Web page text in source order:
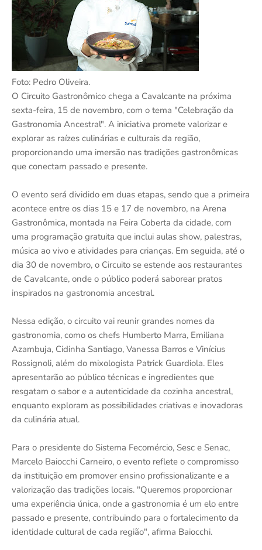
Foto: Pedro Oliveira.
O Circuito Gastronômico chega a Cavalcante na próxima
sexta-feira, 15 de novembro, com o tema "Celebração da
Gastronomia Ancestral". A iniciativa promete valorizar e
explorar as raízes culinárias e culturais da região,
proporcionando uma imersão nas tradições gastronômicas
que conectam passado e presente.
O evento será dividido em duas etapas, sendo que a primeira
acontece entre os dias 15 e 17 de novembro, na Arena
Gastronômica, montada na Feira Coberta da cidade, com
uma programação gratuita que inclui aulas show, palestras,
música ao vivo e atividades para crianças. Em seguida, até o
dia 30 de novembro, o Circuito se estende aos restaurantes
de Cavalcante, onde o público poderá saborear pratos
inspirados na gastronomia ancestral.
Nessa edição, o circuito vai reunir grandes nomes da
gastronomia, como os chefs Humberto Marra, Emiliana
Azambuja, Cidinha Santiago, Vanessa Barros e Vinícius
Rossignoli, além do mixologista Patrick Guardiola. Eles
apresentarão ao público técnicas e ingredientes que
resgatam o sabor e a autenticidade da cozinha ancestral,
enquanto exploram as possibilidades criativas e inovadoras
da culinária atual.
Para o presidente do Sistema Fecomércio, Sesc e Senac,
Marcelo Baiocchi Carneiro, o evento reflete o compromisso
da instituição em promover ensino profissionalizante e a
valorização das tradições locais. "Queremos proporcionar
uma experiência única, onde a gastronomia é um elo entre
passado e presente, contribuindo para o fortalecimento da
identidade cultural de cada região", afirma Baiocchi.